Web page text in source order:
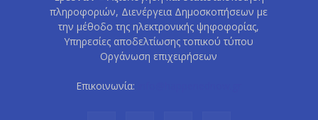
πληροφοριών, Διενέργεια Δημοσκοπήσεων με
την μέθοδο της ηλεκτρονικής ψηφοφορίας,
Υπηρεσίες αποδελτίωσης τοπικού τύπου
Οργάνωση επιχειρήσεων
Επικοινωνία: